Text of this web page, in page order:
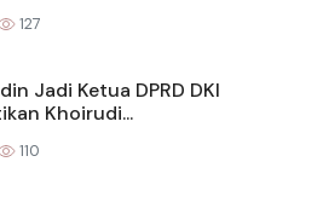
127
Jadi Ketua DPRD DKI
Khoirudi...
110